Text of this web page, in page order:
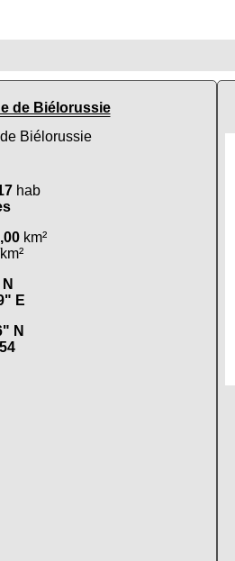
de Biélorussie
hab
km²
E
N